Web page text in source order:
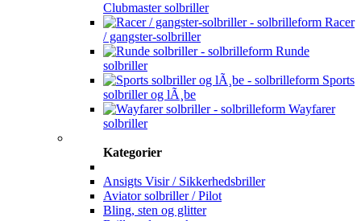
Clubmaster solbriller
Racer
/ gangster-solbriller
Runde
solbriller
Sports
solbriller og lÃ¸be
Wayfarer
solbriller
Kategorier
Ansigts Visir / Sikkerhedsbriller
Aviator solbriller / Pilot
Bling, sten og glitter